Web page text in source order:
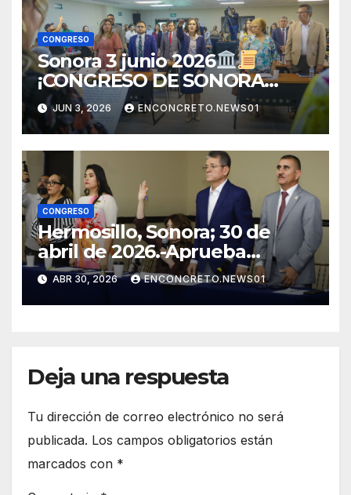
CONGRESO
Sonora 3 junio 2026
¡CONGRESO DE SONORA
APRUEBA CAMBIOS
ELECTORALES Y ANALIZA
NUEVAS REFORMAS!
JUN 3, 2026 ENCONCRETO.NEWS01
CONGRESO
Hermosillo, Sonora; 30 de
abril de 2026.-Aprueba
Congreso de Sonora ley para
personas migrantes, atiende
amparo y concluye periodo
ABR 30, 2026 ENCONCRETO.NEWS01
Deja una respuesta
Tu dirección de correo electrónico no será
publicada. Los campos obligatorios están
marcados con *